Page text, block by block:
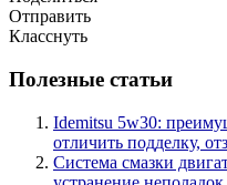
Отправить
Класснуть
Полезные статьи
Idemitsu 5w30:
отличить подделку,
Система смазки